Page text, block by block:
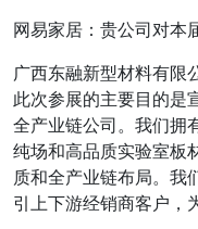
网易家居：贵公司对本
广西东融新型材料有限
此次参展的主要目的是
全产业链公司。我们拥
纯场和高品质实验室板
质和全产业链布局。我
引上下游经销商客户，